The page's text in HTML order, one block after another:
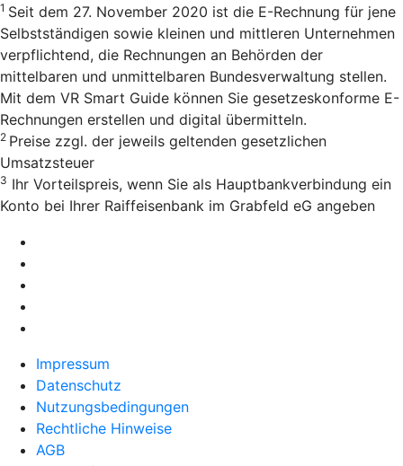
1 Seit dem 27. November 2020 ist die E-Rechnung für jene
Selbstständigen sowie kleinen und mittleren Unternehmen
verpflichtend, die Rechnungen an Behörden der
mittelbaren und unmittelbaren Bundesverwaltung stellen.
Mit dem VR Smart Guide können Sie gesetzeskonforme E-
Rechnungen erstellen und digital übermitteln.
2 Preise zzgl. der jeweils geltenden gesetzlichen
Umsatzsteuer
3 Ihr Vorteilspreis, wenn Sie als Hauptbankverbindung ein
Konto bei Ihrer Raiffeisenbank im Grabfeld eG angeben
Impressum
Datenschutz
Nutzungsbedingungen
Rechtliche Hinweise
AGB